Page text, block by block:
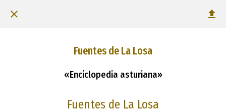
Fuentes de La Losa
«Enciclopedia asturiana»
Fuentes de La Losa